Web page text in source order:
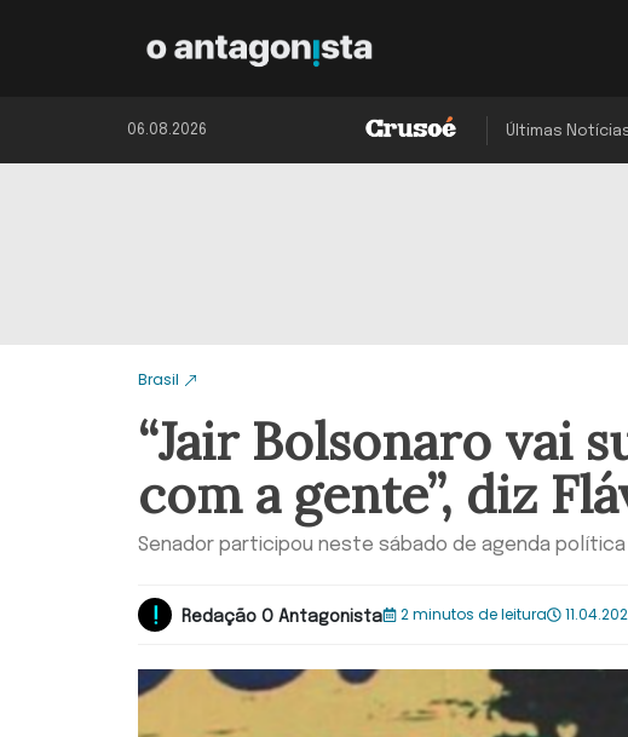
06.08.2026 Últimas
Brasil
“Jair Bolsonaro vai
com a gente”, diz
Senador participou neste sábado de agenda política
Redação O Antagonista 2 minutos de leitura